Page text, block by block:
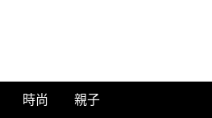
時尚 親子